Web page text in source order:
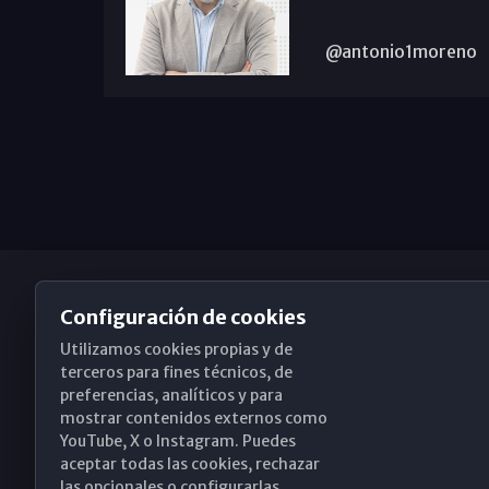
@antonio1moreno
Obispado de Málaga
Santa María, 18-20. 29015 Málaga
Configuración de cookies
Utilizamos cookies propias y de
terceros para fines técnicos, de
preferencias, analíticos y para
mostrar contenidos externos como
YouTube, X o Instagram. Puedes
aceptar todas las cookies, rechazar